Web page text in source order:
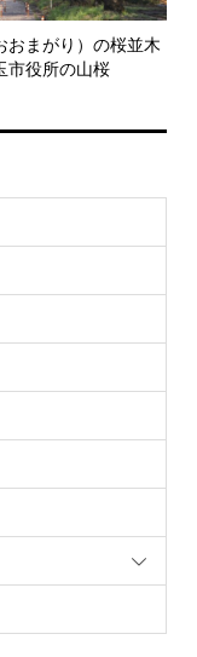
おまがり）の桜並木
市役所の山桜